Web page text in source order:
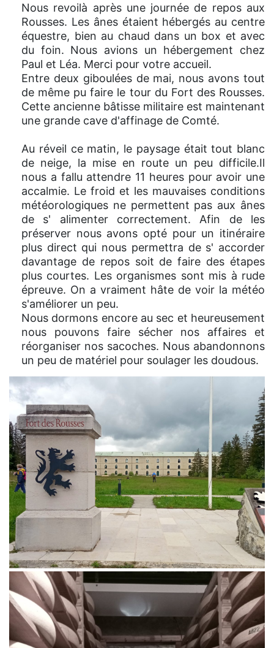
Nous revoilà après une journée de repos aux
Rousses. Les ânes étaient hébergés au centre
équestre, bien au chaud dans un box et avec
du foin. Nous avions un hébergement chez
Paul et Léa. Merci pour votre accueil.
Entre deux giboulées de mai, nous avons tout
de même pu faire le tour du Fort des Rousses.
Cette ancienne bâtisse militaire est maintenant
une grande cave d'affinage de Comté.
Au réveil ce matin, le paysage était tout blanc
de neige, la mise en route un peu difficile.Il
nous a fallu attendre 11 heures pour avoir une
accalmie. Le froid et les mauvaises conditions
météorologiques ne permettent pas aux ânes
de s' alimenter correctement. Afin de les
préserver nous avons opté pour un itinéraire
plus direct qui nous permettra de s' accorder
davantage de repos soit de faire des étapes
plus courtes. Les organismes sont mis à rude
épreuve. On a vraiment hâte de voir la météo
s'améliorer un peu.
Nous dormons encore au sec et heureusement
nous pouvons faire sécher nos affaires et
réorganiser nos sacoches. Nous abandonnons
un peu de matériel pour soulager les doudous.